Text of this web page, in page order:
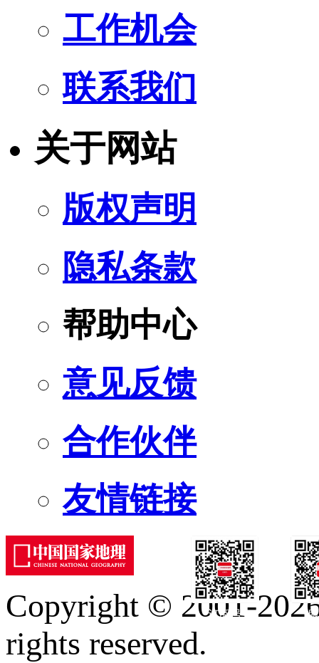
工作机会
联系我们
关于网站
版权声明
隐私条款
帮助中心
意见反馈
合作伙伴
友情链接
订阅号
Copyright © 2001-
rights reserved.